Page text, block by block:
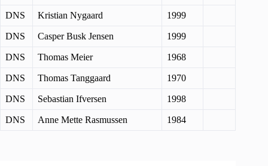
DNS Kristian Nygaard 1999
DNS Casper Busk Jensen 1999
DNS Thomas Meier 1968
DNS Thomas Tanggaard 1970
DNS Sebastian Ifversen 1998
DNS Anne Mette Rasmussen 1984